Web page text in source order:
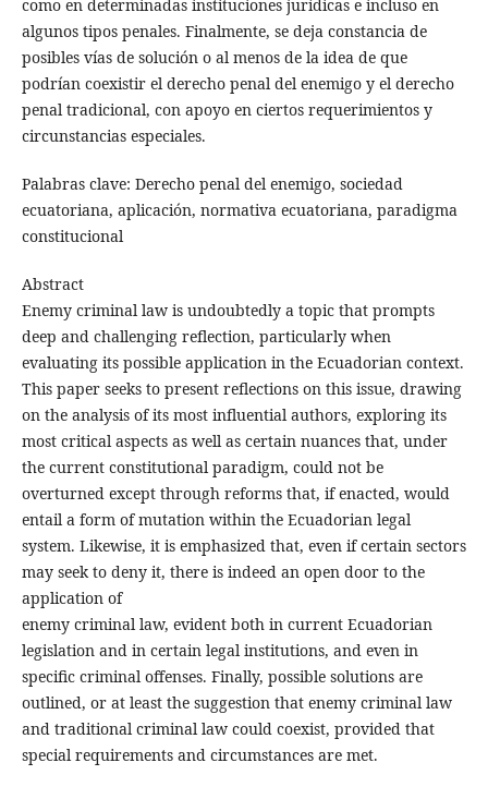
como en determinadas instituciones jurídicas e incluso en
algunos tipos penales. Finalmente, se deja constancia de
posibles vías de solución o al menos de la idea de que
podrían coexistir el derecho penal del enemigo y el derecho
penal tradicional, con apoyo en ciertos requerimientos y
circunstancias especiales.
Palabras clave: Derecho penal del enemigo, sociedad
ecuatoriana, aplicación, normativa ecuatoriana, paradigma
constitucional
Abstract
Enemy criminal law is undoubtedly a topic that prompts
deep and challenging reflection, particularly when
evaluating its possible application in the Ecuadorian context.
This paper seeks to present reflections on this issue, drawing
on the analysis of its most influential authors, exploring its
most critical aspects as well as certain nuances that, under
the current constitutional paradigm, could not be
overturned except through reforms that, if enacted, would
entail a form of mutation within the Ecuadorian legal
system. Likewise, it is emphasized that, even if certain sectors
may seek to deny it, there is indeed an open door to the
application of
enemy criminal law, evident both in current Ecuadorian
legislation and in certain legal institutions, and even in
specific criminal offenses. Finally, possible solutions are
outlined, or at least the suggestion that enemy criminal law
and traditional criminal law could coexist, provided that
special requirements and circumstances are met.